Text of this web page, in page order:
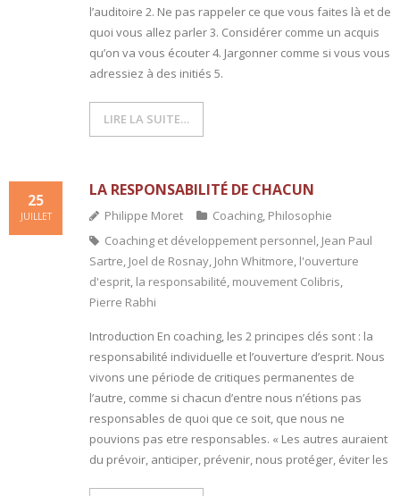
COACHING et CONSULTING
- Coaching
l’auditoire 2. Ne pas rappeler ce que vous faites là et de
quoi vous allez parler 3. Considérer comme un acquis
qu’on va vous écouter 4. Jargonner comme si vous vous
adressiez à des initiés 5.
LIRE LA SUITE…
LA RESPONSABILITÉ DE CHACUN
25
JUILLET Philippe Moret Coaching, Philosophie
Coaching et développement personnel, Jean Paul
Sartre, Joel de Rosnay, John Whitmore, l'ouverture
d'esprit, la responsabilité, mouvement Colibris,
Pierre Rabhi
Introduction En coaching, les 2 principes clés sont : la
responsabilité individuelle et l’ouverture d’esprit. Nous
vivons une période de critiques permanentes de
l’autre, comme si chacun d’entre nous n’étions pas
responsables de quoi que ce soit, que nous ne
pouvions pas etre responsables. « Les autres auraient
du prévoir, anticiper, prévenir, nous protéger, éviter les